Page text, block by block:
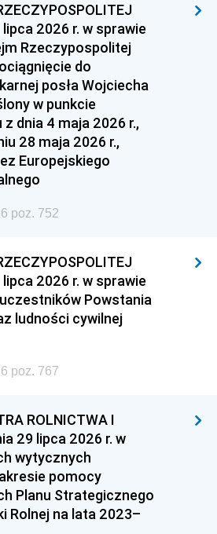
lipca 2026 r. w sprawie
Rzeczypospolitej
do
posła Wojciecha
w punkcie
dnia 4 maja 2026 r.,
28 maja 2026 r.,
Europejskiego
poz. 752
lipca 2026 r. w sprawie
Powstania
ludności cywilnej
poz. 767
ROLNICTWA I
29 lipca 2026 r. w
wytycznych
pomocy
Planu Strategicznego
Rolnej na lata 2023–